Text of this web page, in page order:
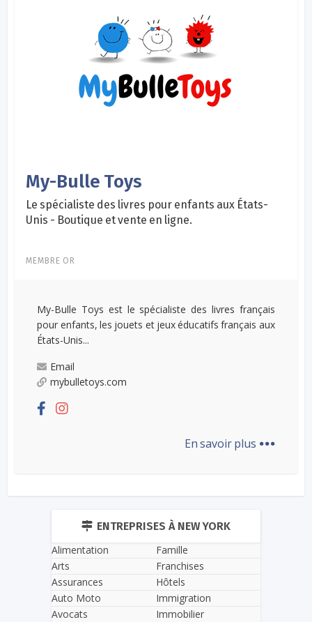
My-Bulle Toys
Le spécialiste des livres pour enfants aux États-
Unis - Boutique et vente en ligne.
MEMBRE OR
My-Bulle Toys est le spécialiste des livres français
pour enfants, les jouets et jeux éducatifs français aux
États-Unis...
Email
mybulletoys.com
En savoir plus ...
ENTREPRISES À NEW YORK
Alimentation
Arts
Assurances
Auto Moto
Avocats
Famille
Franchises
Hôtels
Immigration
Immobilier